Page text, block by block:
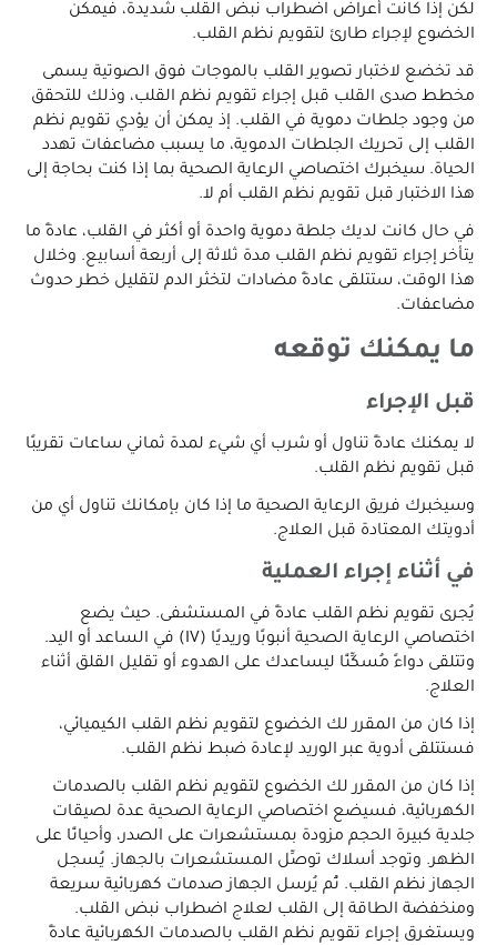
لكن إذا كانت أعراض اضطراب نبض القلب شديدة، فيمكن
الخضوع لإجراء طارئ لتقويم نظم القلب.
قد تخضع لاختبار تصوير القلب بالموجات فوق الصوتية يسمى
مخطط صدى القلب قبل إجراء تقويم نظم القلب، وذلك للتحقق
من وجود جلطات دموية في القلب. إذ يمكن أن يؤدي تقويم نظم
القلب إلى تحريك الجلطات الدموية، ما يسبب مضاعفات تهدد
الحياة. سيخبرك اختصاصي الرعاية الصحية بما إذا كنت بحاجة إلى
هذا الاختبار قبل تقويم نظم القلب أم لا.
في حال كانت لديك جلطة دموية واحدة أو أكثر في القلب، عادةً ما
يتأخر إجراء تقويم نظم القلب مدة ثلاثة إلى أربعة أسابيع. وخلال
هذا الوقت، ستتلقى عادةً مضادات لتخثر الدم لتقليل خطر حدوث
مضاعفات.
ما يمكنك توقعه
قبل الإجراء
لا يمكنك عادةً تناول أو شرب أي شيء لمدة ثماني ساعات تقريبًا
قبل تقويم نظم القلب.
وسيخبرك فريق الرعاية الصحية ما إذا كان بإمكانك تناول أي من
أدويتك المعتادة قبل العلاج.
في أثناء إجراء العملية
يُجرى تقويم نظم القلب عادةً في المستشفى. حيث يضع
اختصاصي الرعاية الصحية أنبوبًا وريديًا (IV) في الساعد أو اليد.
وتتلقى دواءً مُسكِّنًا ليساعدك على الهدوء أو تقليل القلق أثناء
العلاج.
إذا كان من المقرر لك الخضوع لتقويم نظم القلب الكيميائي،
فستتلقى أدوية عبر الوريد لإعادة ضبط نظم القلب.
إذا كان من المقرر لك الخضوع لتقويم نظم القلب بالصدمات
الكهربائية، فسيضع اختصاصي الرعاية الصحية عدة لصيقات
جلدية كبيرة الحجم مزودة بمستشعرات على الصدر، وأحيانًا على
الظهر. وتوجد أسلاك توصِّل المستشعرات بالجهاز. يُسجل
الجهاز نظم القلب. ثُم يُرسل الجهاز صدمات كهربائية سريعة
ومنخفضة الطاقة إلى القلب لعلاج اضطراب نبض القلب.
ويستغرق إجراء تقويم نظم القلب بالصدمات الكهربائية عادةً